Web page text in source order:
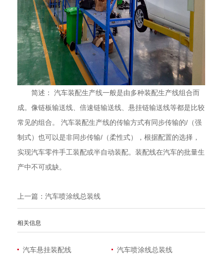
简述： 汽车装配生产线一般是由多种装配生产线组合而
成。像链板输送线、倍速链输送线、悬挂链输送线等都是比较
常见的组合。 汽车装配生产线的传输方式有同步传输的/（强
制式）也可以是非同步传输/（柔性式），根据配置的选择，
实现汽车零件手工装配或半自动装配。装配线在汽车的批量生
产中不可或缺。
上一篇： 汽车喷涂线总装线
相关信息
汽车悬挂装配线 汽车喷涂线总装线